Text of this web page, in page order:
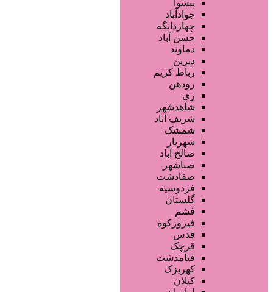
فروشگاه ها
محصولات آرایشی
تجهیزات سالن زیبایی
محصولات پوست
محصولات مو
سایر خدمات
پیشوا
جوادآباد
چهاردانگه
حسن آباد
دماوند
دیزین
رباط کریم
رودهن
ری
شاهدشهر
شریف آباد
شمشک
شهریار
صالح آباد
صباشهر
صفادشت
فردوسیه
گلستان
فشم
فیروزکوه
قدس
قرچک
قیامدشت
کهریزک
کیلان
صفحه اصلی
آگهی انبوه